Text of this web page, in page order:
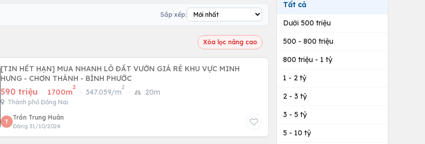
Sắp xếp:
Xóa lọc nâng cao
[TIN HẾT HẠN] MUA NHANH LÔ ĐẤT VƯỜN GIÁ RẺ KHU VỰC MINH
HƯNG - CHƠN THÀNH - BÌNH PHƯỚC
590 triệu · 1700m
2
· 347.059/m
2
· 20m
Thành phố Đồng Nai
T
Trần Trung Huân
Đăng 31/10/2024
Tất cả
Dưới 500 triệu
500 - 800 triệu
800 triệu - 1 tỷ
1 - 2 tỷ
2 - 3 tỷ
3 - 5 tỷ
5 - 10 tỷ